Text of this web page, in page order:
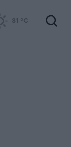
31 °C